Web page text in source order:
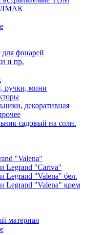
фонарей
и пр.
ручки, мини
декоративная
садовый на солн.
"Valena"
Legrand "Cariva"
Legrand "Valena" бел.
Legrand "Valena" крем
материал